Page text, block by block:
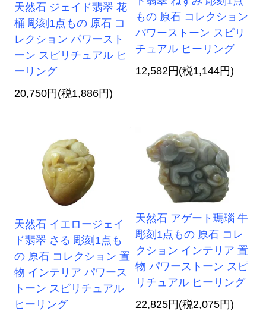
天然石 ジェイド翡翠 花
桶 彫刻1点もの 原石 コ
レクション パワースト
ーン スピリチュアル ヒ
ーリング
20,750円(税1,886円)
もの 原石 コレクション
パワーストーン スピリ
チュアル ヒーリング
12,582円(税1,144円)
天然石 イエロージェイ
ド翡翠 さる 彫刻1点も
の 原石 コレクション 置
物 インテリア パワース
トーン スピリチュアル
ヒーリング
天然石 アゲート瑪瑙 牛
彫刻1点もの 原石 コレ
クション インテリア 置
物 パワーストーン スピ
リチュアル ヒーリング
22,825円(税2,075円)